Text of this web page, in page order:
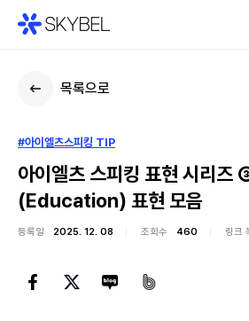
목록으로
#아이엘츠스피킹 TIP
아이엘츠 스피킹 표현 시리즈
(Education) 표현 모음
등록일 2025. 12. 08 조회수 460 링크